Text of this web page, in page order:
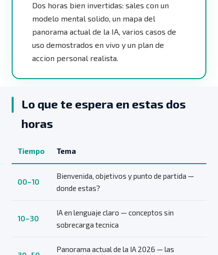
Dos horas bien invertidas: sales con un
modelo mental solido, un mapa del
panorama actual de la IA, varios casos de
uso demostrados en vivo y un plan de
accion personal realista.
Lo que te espera en estas dos
horas
Tiempo Tema
00–10
Bienvenida, objetivos y punto de partida —
donde estas?
10–30
IA en lenguaje claro — conceptos sin
sobrecarga tecnica
Panorama actual de la IA 2026 — las